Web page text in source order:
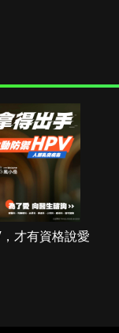
才有資格說愛